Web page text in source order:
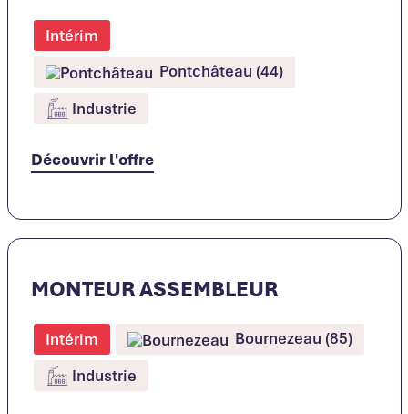
Intérim
Pontchâteau (44)
Industrie
Découvrir l'offre
MONTEUR ASSEMBLEUR
Intérim
Bournezeau (85)
Industrie